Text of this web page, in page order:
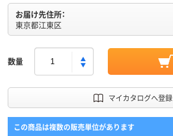
お届け先住所：
東京都江東区
数量
マイカタログへ登録
この商品は複数の販売単位があります